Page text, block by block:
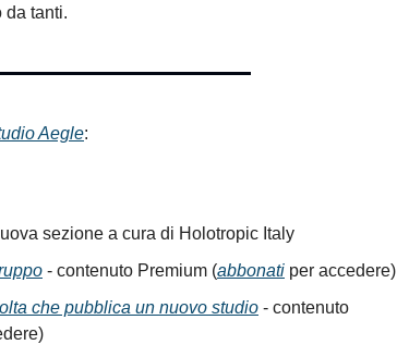
da tanti.
Aegle:
sezione a cura di Holotropic Italy
- contenuto Premium (abbonati per accedere)
che pubblica un nuovo studio - contenuto